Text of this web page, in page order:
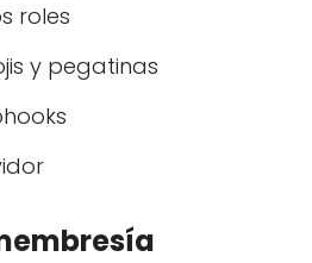
roles
y pegatinas